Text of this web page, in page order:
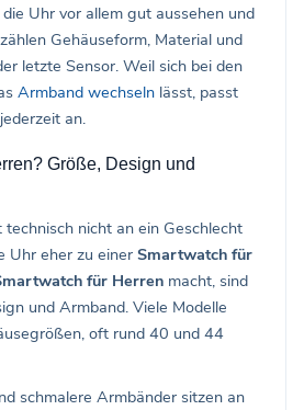
die Uhr vor allem gut aussehen und
Gehäuseform, Material und
letzte Sensor. Weil sich bei den
Armband wechseln lässt, passt
an.
Größe, Design und
nicht an ein Geschlecht
Uhr eher zu einer Smartwatch für
für Herren macht, sind
und Armband. Viele Modelle
oft rund 40 und 44
schmalere Armbänder sitzen an